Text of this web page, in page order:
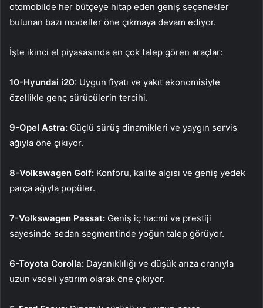
otomobilde her bütçeye hitap eden geniş seçenekler
bulunan bazı modeller öne çıkmaya devam ediyor.
İşte ikinci el piyasasında en çok talep gören araçlar:
10-Hyundai i20: Uygun fiyatı ve yakıt ekonomisiyle
özellikle genç sürücülerin tercihi.
9-Opel Astra: Güçlü sürüş dinamikleri ve yaygın servis
ağıyla öne çıkıyor.
8-Volkswagen Golf: Konforu, kalite algısı ve geniş yedek
parça ağıyla popüler.
7-Volkswagen Passat: Geniş iç hacmi ve prestiji
sayesinde sedan segmentinde yoğun talep görüyor.
6-Toyota Corolla: Dayanıklılığı ve düşük arıza oranıyla
uzun vadeli yatırım olarak öne çıkıyor.